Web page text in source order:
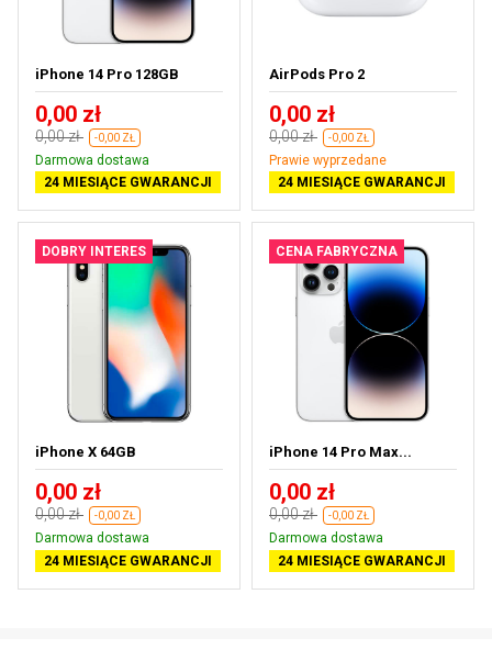
iPhone 14 Pro 128GB
0,00 zł
0,00 zł -0,00 ZŁ
Darmowa dostawa
24 MIESIĄCE GWARANCJI
AirPods Pro 2
0,00 zł
0,00 zł -0,00 ZŁ
Prawie wyprzedane
24 MIESIĄCE GWARANCJI
DOBRY INTERES
iPhone X 64GB
0,00 zł
0,00 zł -0,00 ZŁ
Darmowa dostawa
24 MIESIĄCE GWARANCJI
CENA FABRYCZNA
iPhone 14 Pro Max...
0,00 zł
0,00 zł -0,00 ZŁ
Darmowa dostawa
24 MIESIĄCE GWARANCJI